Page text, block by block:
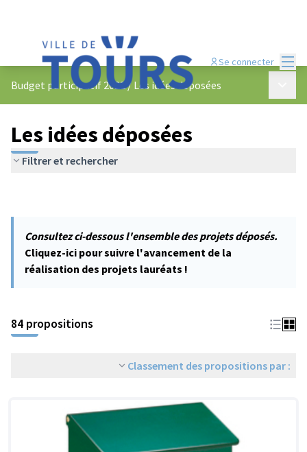
Se connecter
Budget participatif 2022/ Les idées déposées
Les idées déposées
Filtrer et rechercher
Consultez ci-dessous l'ensemble des projets déposés.
Cliquez-ici pour suivre l'avancement de la
réalisation des projets lauréats !
84 propositions
Classement des propositions par :